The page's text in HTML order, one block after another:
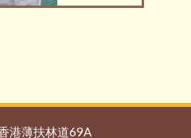
港薄扶林道69A